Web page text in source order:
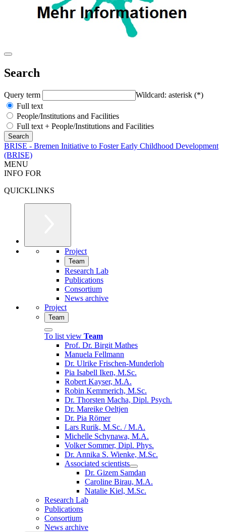
Search
Query term
Wildcard: asterisk (*)
Full text
People/Institutions and Facilities
Full text + People/Institutions and Facilities
BRISE - Bremen Initiative to Foster Early Childhood Development
(BRISE)
MENU
INFO FOR
QUICKLINKS
Project
Team
Research Lab
Publications
Consortium
News archive
Project
Team
To list view Team
Prof. Dr. Birgit Mathes
Manuela Fellmann
Dr. Ulrike Frischen-Munderloh
Pia Isabell Iken, M.Sc.
Robert Kayser, M.A.
Robin Kemmerich, M.Sc.
Dr. Thorsten Macha, Dipl. Psych.
Dr. Mareike Oeltjen
Dr. Pia Römer
Lars Rurik, M.Sc. / M.A.
Michelle Schynawa, M.A.
Volker Sommer, Dipl. Phys.
Dr. Annika S. Wienke, M.Sc.
Associated scientists
Dr. Gizem Samdan
Caroline Birau, M.A.
Natalie Kiel, M.Sc.
Research Lab
Publications
Consortium
News archive